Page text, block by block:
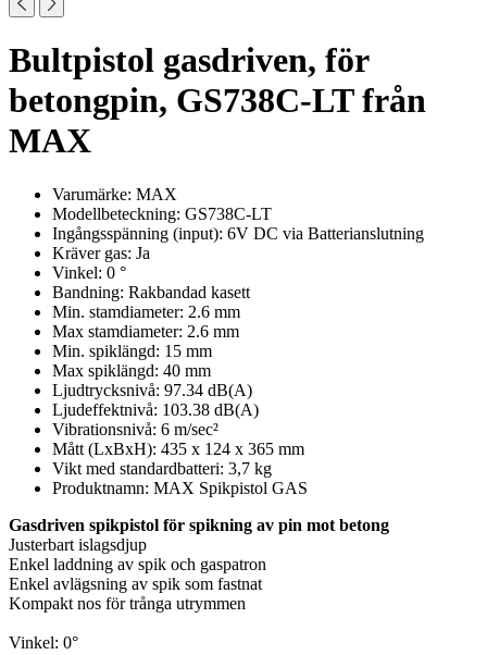
Bultpistol gasdriven, för
betongpin, GS738C-LT från
MAX
Varumärke: MAX
Modellbeteckning: GS738C-LT
Ingångsspänning (input): 6V DC via Batterianslutning
Kräver gas: Ja
Vinkel: 0 °
Bandning: Rakbandad kasett
Min. stamdiameter: 2.6 mm
Max stamdiameter: 2.6 mm
Min. spiklängd: 15 mm
Max spiklängd: 40 mm
Ljudtrycksnivå: 97.34 dB(A)
Ljudeffektnivå: 103.38 dB(A)
Vibrationsnivå: 6 m/sec²
Mått (LxBxH): 435 x 124 x 365 mm
Vikt med standardbatteri: 3,7 kg
Produktnamn: MAX Spikpistol GAS
Gasdriven spikpistol för spikning av pin mot betong
Justerbart islagsdjup
Enkel laddning av spik och gaspatron
Enkel avlägsning av spik som fastnat
Kompakt nos för trånga utrymmen
Vinkel: 0°